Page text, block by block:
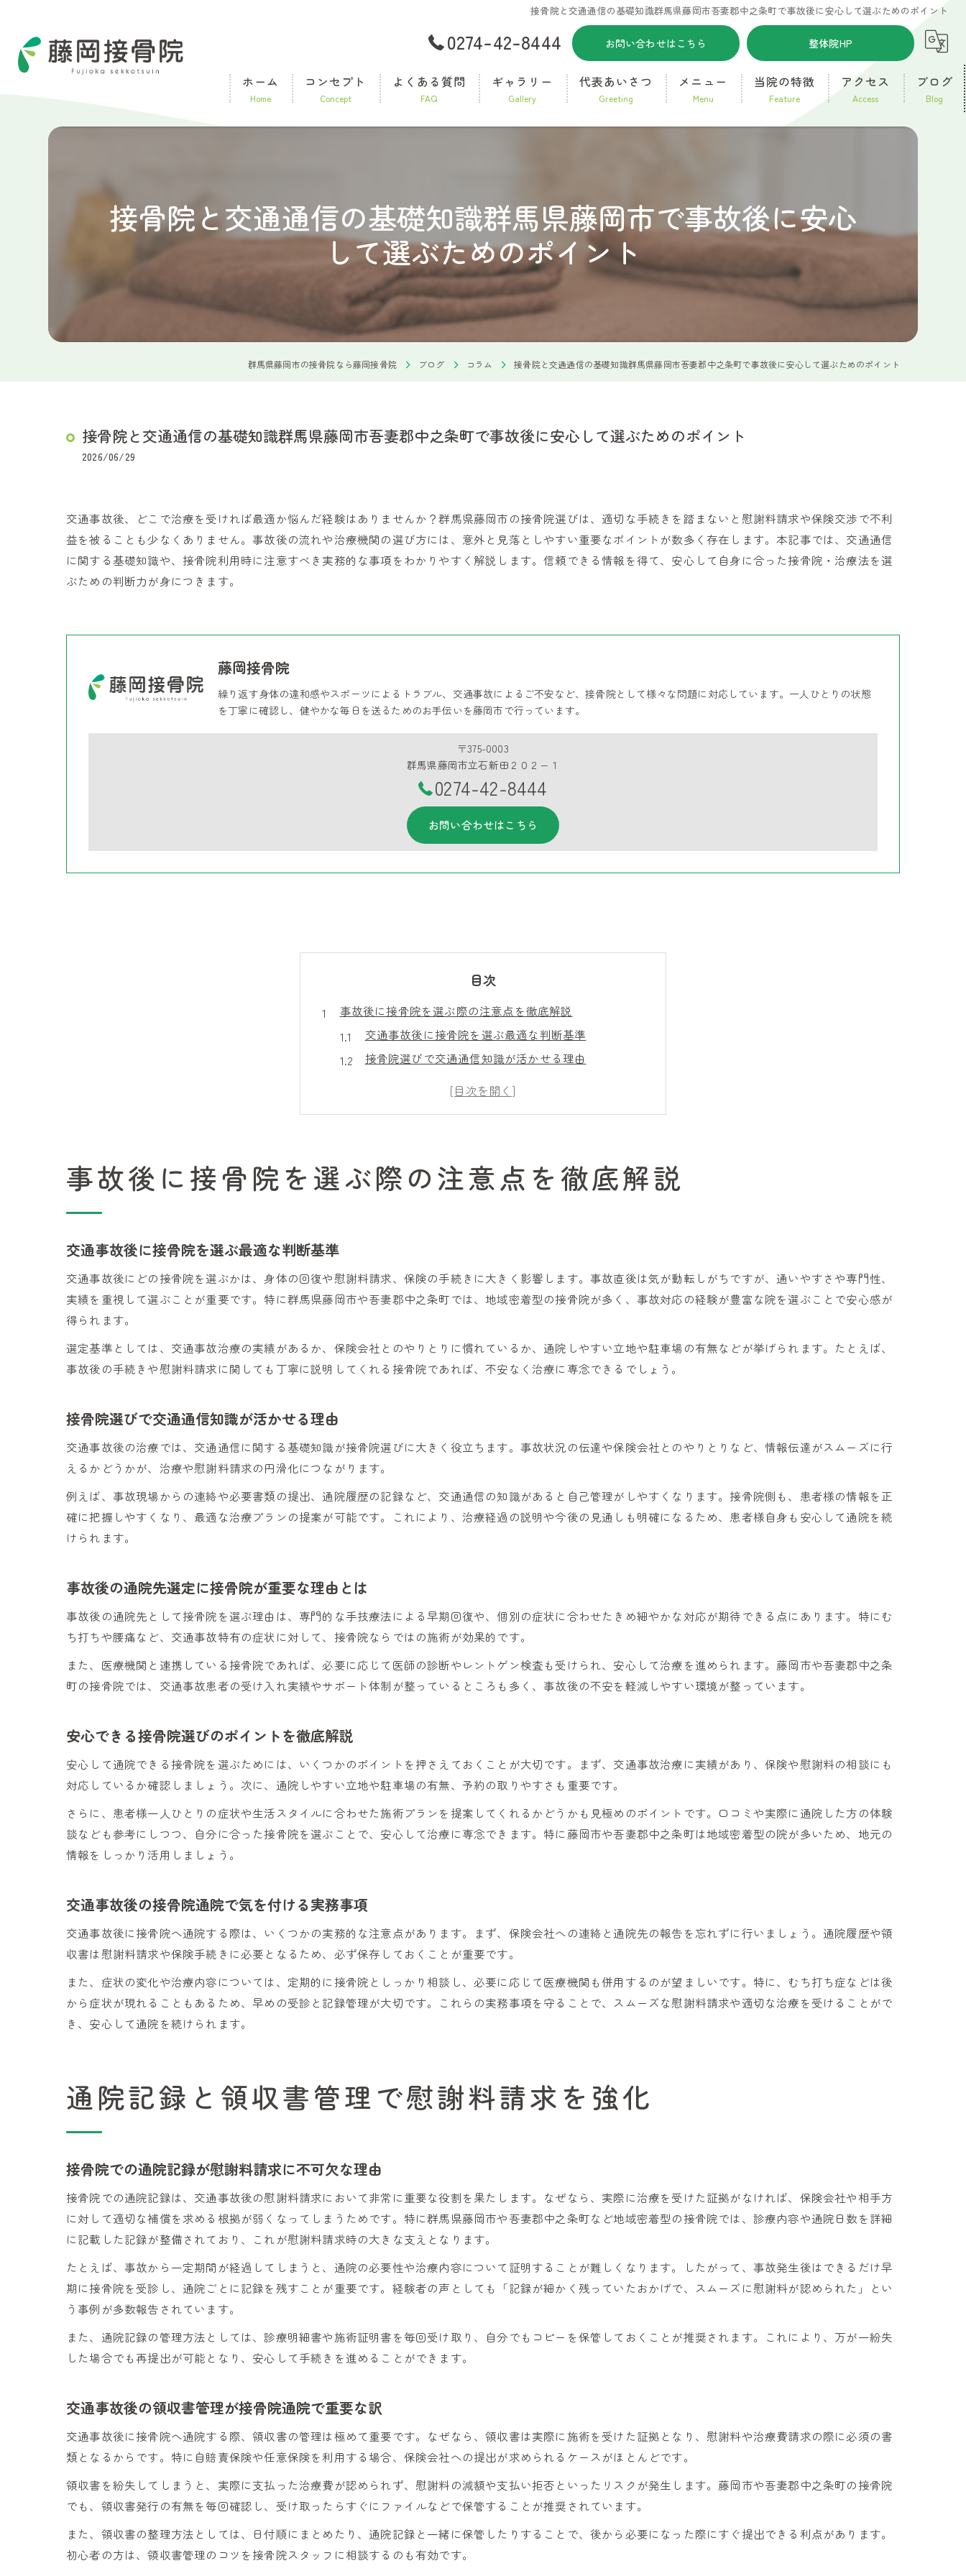
接骨院と交通通信の基礎知識群馬県藤岡市吾妻郡中之条町で事故後に安心して選ぶためのポイント
0274-42-8444 お問い合わせはこちら 整体院HP
ホーム
home
コンセプト
concept
よくある質問
FAQ
ギャラリー
gallery
代表あいさつ
greeting
メニュー
menu
当院の特徴
feature
交通事故
肉離れ
アクセス
access
ブログ
blog
接骨院と交通通信の基礎知識群馬県藤岡市で事故後に安心
して選ぶためのポイント
群馬県藤岡市の接骨院なら藤岡接骨院 ブログ コラム 接骨院と交通通信の基礎知識群馬県藤岡市吾妻郡中之条町で事故後に安心して選ぶためのポイント
接骨院と交通通信の基礎知識群馬県藤岡市吾妻郡中之条町で事故後に安心して選ぶためのポイント
2026/06/29
交通事故後、どこで治療を受ければ最適か悩んだ経験はありませんか？群馬県藤岡市の接骨院選びは、適切な手続きを踏まないと慰謝料請求や保険交渉で不利
益を被ることも少なくありません。事故後の流れや治療機関の選び方には、意外と見落としやすい重要なポイントが数多く存在します。本記事では、交通通信
に関する基礎知識や、接骨院利用時に注意すべき実務的な事項をわかりやすく解説します。信頼できる情報を得て、安心して自身に合った接骨院・治療法を選
ぶための判断力が身につきます。
藤岡接骨院
繰り返す身体の違和感やスポーツによるトラブル、交通事故によるご不安など、接骨院として様々な問題に対応しています。一人ひとりの状態
を丁寧に確認し、健やかな毎日を送るためのお手伝いを藤岡市で行っています。
〒375-0003
群馬県藤岡市立石新田２０２−１
0274-42-8444
お問い合わせはこちら
目次
事故後に接骨院を選ぶ際の注意点を徹底解説
交通事故後に接骨院を選ぶ最適な判断基準
接骨院選びで交通通信知識が活かせる理由
接骨院での通院記録が慰謝料請求に不可欠な理由
接骨院での通院履歴が保険交渉を有利にする方法
接骨院単独通院で慰謝料は減額されるのか
交通事故後に接骨院単独で通う際の注意点とは
接骨院利用時の慰謝料減額を防ぐための対策
接骨院利用前に医師の診断が必要な理由を解説
接骨院通院時に医師の許可が求められる背景
整形外科と接骨院併用時の実践ポイント
接骨院と整形外科の併用で慰謝料請求を有利に進める
接骨院と整形外科の併用で治療効果を高めるコツ
慰謝料請求で有効な接骨院活用と書類整備法
接骨院利用時に必要な証拠書類の用意方法
接骨院通院が認められる条件と証明のコツ
証拠書類を活かした接骨院の有効活用法
事故後に接骨院を選ぶ際の注意点を徹底解説
交通事故後に接骨院を選ぶ最適な判断基準
交通事故後にどの接骨院を選ぶかは、身体の回復や慰謝料請求、保険の手続きに大きく影響します。事故直後は気が動転しがちですが、通いやすさや専門性、
実績を重視して選ぶことが重要です。特に群馬県藤岡市や吾妻郡中之条町では、地域密着型の接骨院が多く、事故対応の経験が豊富な院を選ぶことで安心感が
得られます。
選定基準としては、交通事故治療の実績があるか、保険会社とのやりとりに慣れているか、通院しやすい立地や駐車場の有無などが挙げられます。たとえば、
事故後の手続きや慰謝料請求に関しても丁寧に説明してくれる接骨院であれば、不安なく治療に専念できるでしょう。
接骨院選びで交通通信知識が活かせる理由
交通事故後の治療では、交通通信に関する基礎知識が接骨院選びに大きく役立ちます。事故状況の伝達や保険会社とのやりとりなど、情報伝達がスムーズに行
えるかどうかが、治療や慰謝料請求の円滑化につながります。
例えば、事故現場からの連絡や必要書類の提出、通院履歴の記録など、交通通信の知識があると自己管理がしやすくなります。接骨院側も、患者様の情報を正
確に把握しやすくなり、最適な治療プランの提案が可能です。これにより、治療経過の説明や今後の見通しも明確になるため、患者様自身も安心して通院を続
けられます。
事故後の通院先選定に接骨院が重要な理由とは
事故後の通院先として接骨院を選ぶ理由は、専門的な手技療法による早期回復や、個別の症状に合わせたきめ細やかな対応が期待できる点にあります。特にむ
ち打ちや腰痛など、交通事故特有の症状に対して、接骨院ならではの施術が効果的です。
また、医療機関と連携している接骨院であれば、必要に応じて医師の診断やレントゲン検査も受けられ、安心して治療を進められます。藤岡市や吾妻郡中之条
町の接骨院では、交通事故患者の受け入れ実績やサポート体制が整っているところも多く、事故後の不安を軽減しやすい環境が整っています。
安心できる接骨院選びのポイントを徹底解説
安心して通院できる接骨院を選ぶためには、いくつかのポイントを押さえておくことが大切です。まず、交通事故治療に実績があり、保険や慰謝料の相談にも
対応しているか確認しましょう。次に、通院しやすい立地や駐車場の有無、予約の取りやすさも重要です。
さらに、患者様一人ひとりの症状や生活スタイルに合わせた施術プランを提案してくれるかどうかも見極めのポイントです。口コミや実際に通院した方の体験
談なども参考にしつつ、自分に合った接骨院を選ぶことで、安心して治療に専念できます。特に藤岡市や吾妻郡中之条町は地域密着型の院が多いため、地元の
情報をしっかり活用しましょう。
交通事故後の接骨院通院で気を付ける実務事項
交通事故後に接骨院へ通院する際は、いくつかの実務的な注意点があります。まず、保険会社への連絡と通院先の報告を忘れずに行いましょう。通院履歴や領
収書は慰謝料請求や保険手続きに必要となるため、必ず保存しておくことが重要です。
また、症状の変化や治療内容については、定期的に接骨院としっかり相談し、必要に応じて医療機関も併用するのが望ましいです。特に、むち打ち症などは後
から症状が現れることもあるため、早めの受診と記録管理が大切です。これらの実務事項を守ることで、スムーズな慰謝料請求や適切な治療を受けることがで
き、安心して通院を続けられます。
通院記録と領収書管理で慰謝料請求を強化
接骨院での通院記録が慰謝料請求に不可欠な理由
接骨院での通院記録は、交通事故後の慰謝料請求において非常に重要な役割を果たします。なぜなら、実際に治療を受けた証拠がなければ、保険会社や相手方
に対して適切な補償を求める根拠が弱くなってしまうためです。特に群馬県藤岡市や吾妻郡中之条町など地域密着型の接骨院では、診療内容や通院日数を詳細
に記載した記録が整備されており、これが慰謝料請求時の大きな支えとなります。
たとえば、事故から一定期間が経過してしまうと、通院の必要性や治療内容について証明することが難しくなります。したがって、事故発生後はできるだけ早
期に接骨院を受診し、通院ごとに記録を残すことが重要です。経験者の声としても「記録が細かく残っていたおかげで、スムーズに慰謝料が認められた」とい
う事例が多数報告されています。
また、通院記録の管理方法としては、診療明細書や施術証明書を毎回受け取り、自分でもコピーを保管しておくことが推奨されます。これにより、万が一紛失
した場合でも再提出が可能となり、安心して手続きを進めることができます。
交通事故後の領収書管理が接骨院通院で重要な訳
交通事故後に接骨院へ通院する際、領収書の管理は極めて重要です。なぜなら、領収書は実際に施術を受けた証拠となり、慰謝料や治療費請求の際に必須の書
類となるからです。特に自賠責保険や任意保険を利用する場合、保険会社への提出が求められるケースがほとんどです。
領収書を紛失してしまうと、実際に支払った治療費が認められず、慰謝料の減額や支払い拒否といったリスクが発生します。藤岡市や吾妻郡中之条町の接骨院
でも、領収書発行の有無を毎回確認し、受け取ったらすぐにファイルなどで保管することが推奨されています。
また、領収書の整理方法としては、日付順にまとめたり、通院記録と一緒に保管したりすることで、後から必要になった際にすぐ提出できる利点があります。
初心者の方は、領収書管理のコツを接骨院スタッフに相談するのも有効です。
お問い合わせはこちら
お問い合わせはこちら